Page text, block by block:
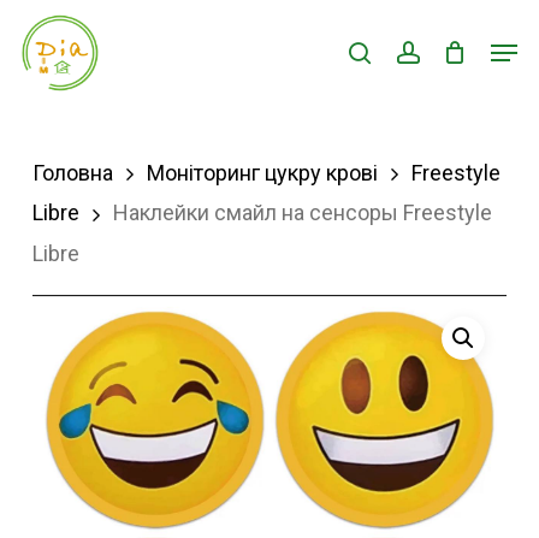
Skip
searchaccount
Головна Моніторинг цукру крові
Freestyle
Libre
Наклейки смайл на сенсоры Freestyle
Libre